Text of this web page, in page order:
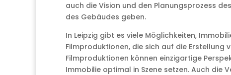
auch die Vision und den Planungsprozess
des Gebäudes geben.
In Leipzig gibt es viele Möglichkeiten,
Filmproduktionen, die sich auf die Erstellung
Filmproduktionen können einzigartige
Immobilie optimal in Szene setzen. Auch die